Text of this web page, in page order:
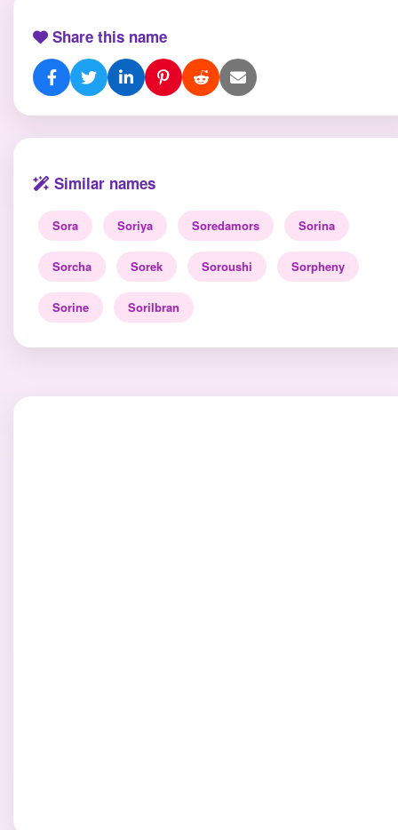
Share this name
Similar names
Sora Soriya Soredamors Sorina
Sorcha Sorek Soroushi Sorpheny
Sorine Sorilbran